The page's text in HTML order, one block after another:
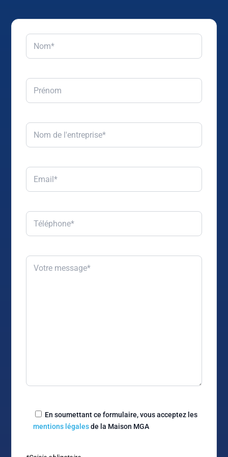
En soumettant ce formulaire, vous acceptez les
mentions légalesde la Maison MGA